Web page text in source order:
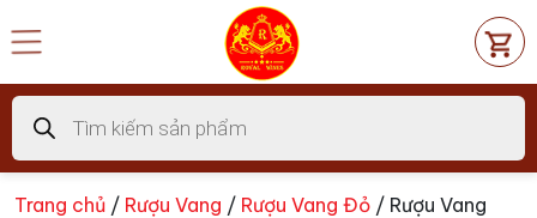
đến
dung
Tìm
kiếm
sản
phẩm
Trang chủ / Rượu Vang / Rượu Vang Đỏ / Rượu Vang